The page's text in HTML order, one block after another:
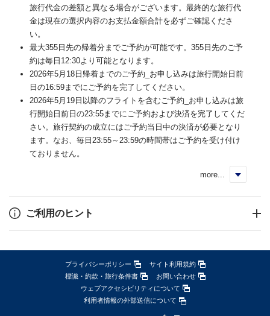
旅行代金の差額と異なる場合がございます。最終的な旅行代
金は現在の選択内容のお支払金額合計を必ずご確認くださ
い。
最大355日先の帰着分までご予約が可能です。355日先のご予
約は毎日12:30より可能となります。
2026年5月18日帰着までのご予約_お申し込みは旅行開始日前
日の16:59までにご予約を完了してください。
2026年5月19日以降のフライトを含むご予約_お申し込みは旅
行開始日前日の23:55までにご予約および決済を完了してくだ
さい。旅行契約の成立にはご予約当日中の決済が必要となり
ます。なお、毎日23:55～23:59の時間帯はご予約を受け付け
ておりません。
more...
ご利用のヒント
プライバシーポリシー
サイト利用規約
標識・約款・旅行条件書
お問い合わせ
ウェブアクセシビリティについて
利用者情報の外部送信について